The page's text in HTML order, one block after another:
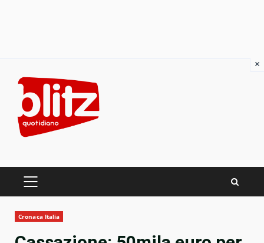
content
PRIMARY
Cronaca Italia
×